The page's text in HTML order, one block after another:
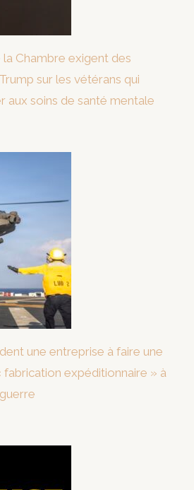
Chambre exigent des
sur les vétérans qui
aux soins de santé mentale
une entreprise à faire une
expéditionnaire » à